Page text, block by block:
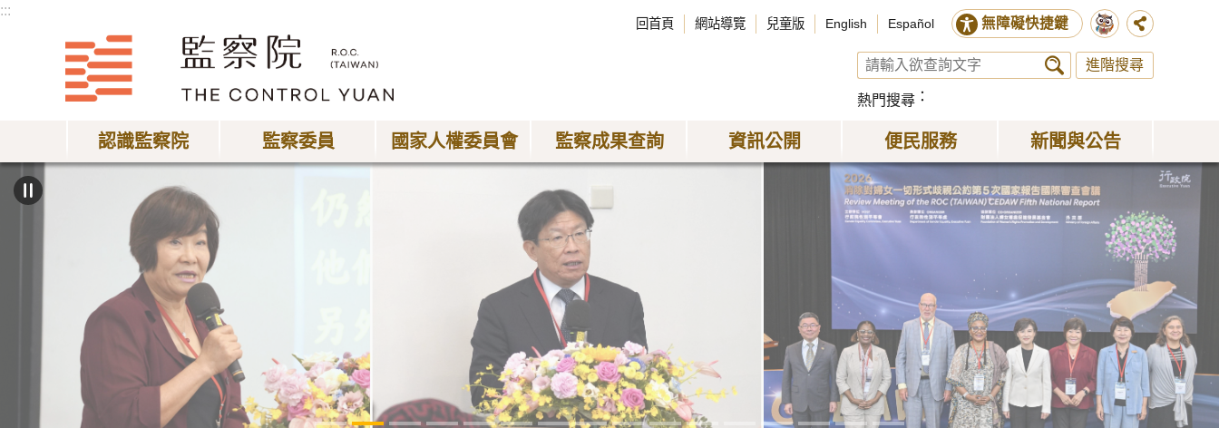
:::
回首頁 網站導覽 兒童版 English Español 無障礙快捷鍵
進階搜尋
熱門搜尋
認識監察院 監察委員 國家人權委員會 監察成果查詢 資訊公開 便民服務 新聞與公告